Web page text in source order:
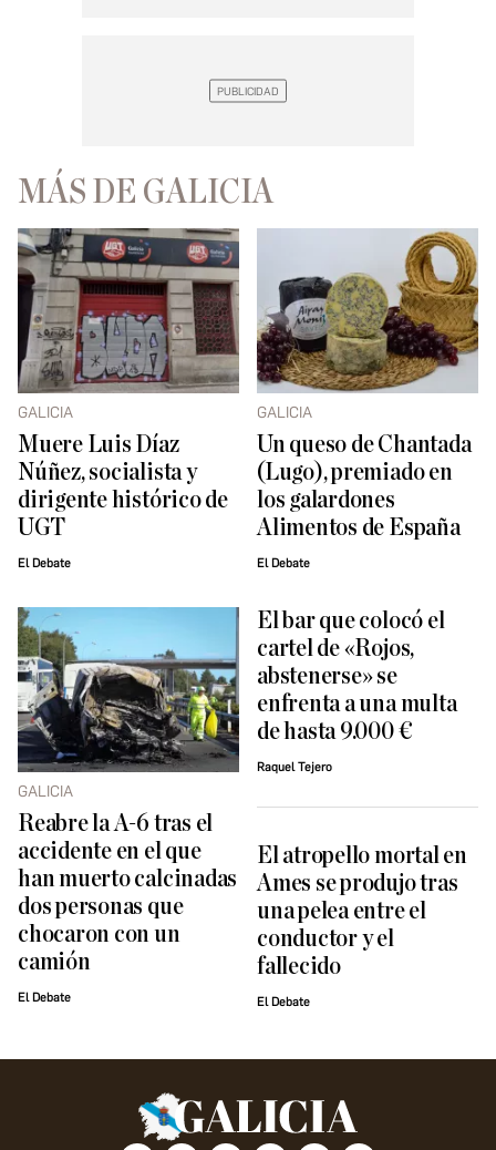
MÁS DE GALICIA
GALICIA
Muere Luis Díaz
Núñez, socialista y
dirigente histórico de
UGT
El Debate
GALICIA
Un queso de Chantada
(Lugo), premiado en
los galardones
Alimentos de España
El Debate
GALICIA
Reabre la A-6 tras el
accidente en el que
han muerto calcinadas
dos personas que
chocaron con un
camión
El Debate
El bar que colocó el
cartel de «Rojos,
abstenerse» se
enfrenta a una multa
de hasta 9.000 €
Raquel Tejero
El atropello mortal en
Ames se produjo tras
una pelea entre el
conductor y el
fallecido
El Debate